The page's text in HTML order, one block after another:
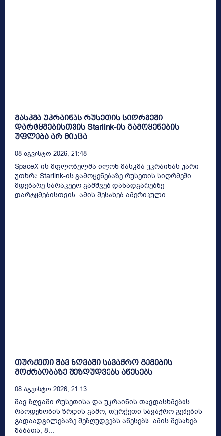
მასკმა უკრაინას რუსეთის სიღრმეში
დარტყმებისთვის Starlink-ის გამოყენების
უფლება არ მისცა
08 Აგვისტო 2026, 21:48
SpaceX-ის მფლობელმა ილონ მასკმა უკრაინას უარი
უთხრა Starlink-ის გამოყენებაზე რუსეთის სიღრმეში
მდებარე სარაკეტო გამშვებ დანადგარებზე
დარტყმებისთვის. ამის შესახებ ამერიკული...
თურქეთი შავ ზღვაში სავაჭრო გემების
მოძრაობაზე შეზღუდვებს აწესებს
08 Აგვისტო 2026, 21:13
შავ ზღვაში რუსეთისა და უკრაინის თავდასხმების
რაოდენობის ზრდის გამო, თურქეთი სავაჭრო გემების
გადაადგილებაზე შეზღუდვებს აწესებს. ამის შესახებ
შაბათს, 8...